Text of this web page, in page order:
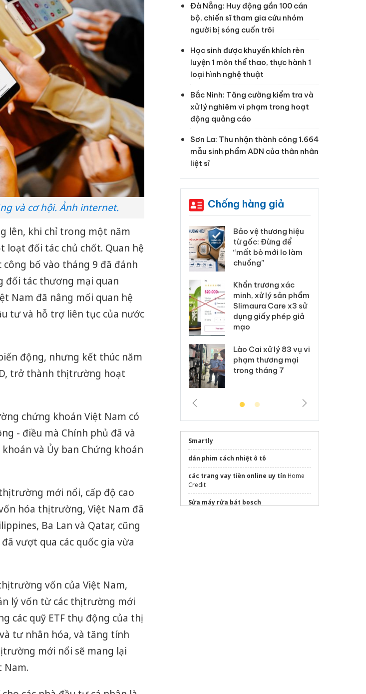
và cơ hội. Ảnh internet.
lên, khi chỉ trong một năm
loạt đối tác chủ chốt. Quan hệ
bố vào tháng 9 đã đánh
đối tác thương mại quan
Nam đã nâng mối quan hệ
tư và hỗ trợ liên tục của nước
động, nhưng kết thúc năm
trở thành thị trường hoạt
chứng khoán Việt Nam có
- điều mà Chính phủ đã và
và Ủy ban Chứng khoán
trường mới nổi, cấp độ cao
hóa thị trường, Việt Nam đã
Ba Lan và Qatar, cũng
vượt qua các quốc gia vừa
trường vốn của Việt Nam,
lý vốn từ các thị trường mới
các quỹ ETF thụ động của thị
tư nhân hóa, và tăng tính
mới nổi sẽ mang lại
Nam.
Đà Nẵng: Huy động gần 100 cán
bộ, chiến sĩ tham gia cứu nhóm
người bị sóng cuốn trôi
Học sinh được khuyến khích rèn
luyện 1 môn thể thao, thực hành 1
loại hình nghệ thuật
Bắc Ninh: Tăng cường kiểm tra và
xử lý nghiêm vi phạm trong hoạt
động quảng cáo
Sơn La: Thu nhận thành công 1.664
mẫu sinh phẩm ADN của thân nhân
liệt sĩ
Chống hàng giả
Hưng Yên: Xử lý 6 hộ
kinh doanh bán hàng
giả mạo nhãn hiệu
Adidas, Nike
Cà Mau: Tiêu hủy
công khai hàng ngàn
sản phẩm nhập lậu,
bảo vệ môi trường
tìm bị hại trong vụ
án sản xuất, buôn
bán yến sào giả
Bảo vệ thương hiệu
từ gốc: Đừng để
“mất bò mới lo làm
chuồng”
Khẩn trương xác
minh, xử lý sản phẩm
Slimaura Care x3 sử
dụng giấy phép giả
mạo
Lào Cai xử lý 83 vụ vi
phạm thương mại
trong tháng 7
Smartly
dán phim cách nhiệt ô tô
các trang vay tiền online uy tín Home
Credit
Sửa máy rửa bát bosch